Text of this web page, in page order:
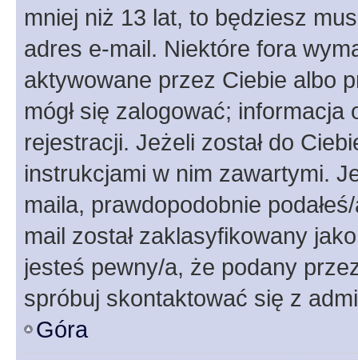
mniej niż 13 lat, to będziesz
adres e-mail. Niektóre fora
aktywowane przez Ciebie albo
mógł się zalogować;
rejestracji. Jeżeli został do
instrukcjami w nim zawartymi.
maila, prawdopodobnie
mail został zaklasyfikowany
jesteś pewny/a, że podany
spróbuj skontaktować się z
Góra